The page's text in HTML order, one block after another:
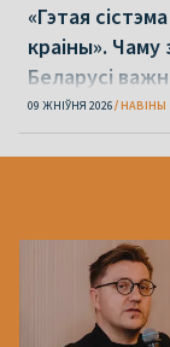
«Гэтая
краіны». Чаму
Беларусі
міжнародным
09 ЖНІЎНЯ 2026 НАВІНЫ